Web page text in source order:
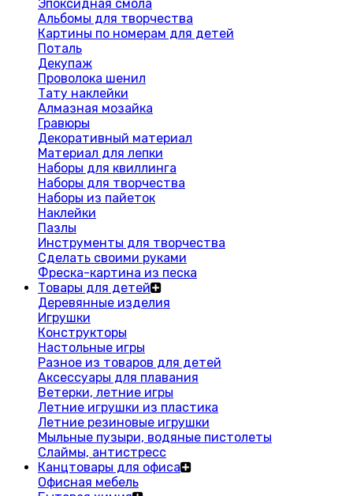
Эпоксидная смола
Альбомы для творчества
Картины по номерам для детей
Поталь
Декупаж
Проволока шенил
Тату наклейки
Алмазная мозайка
Гравюры
Декоративный материал
Материал для лепки
Наборы для квиллинга
Наборы для творчества
Наборы из пайеток
Наклейки
Пазлы
Инструменты для творчества
Сделать своими руками
Фреска-картина из песка
Товары для детей
Деревянные изделия
Игрушки
Конструкторы
Настольные игры
Разное из товаров для детей
Аксессуары для плавания
Ветерки, летние игры
Летние игрушки из пластика
Летние резиновые игрушки
Мыльные пузыри, водяные пистолеты
Слаймы, антистресс
Канцтовары для офиса
Офисная мебель